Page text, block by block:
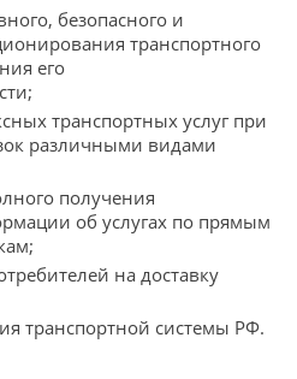
безопасного и
транспортного
его
транспортных услуг при
различными видами
получения
об услугах по прямым
на доставку
транспортной системы РФ.